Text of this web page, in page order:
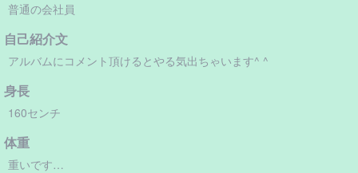
普通の会社員
自己紹介文
アルバムにコメント頂けるとやる気出ちゃいます^ ^
身長
160センチ
体重
重いです…